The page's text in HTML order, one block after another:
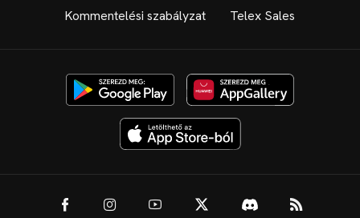
Kommentelési szabályzat Telex Sales